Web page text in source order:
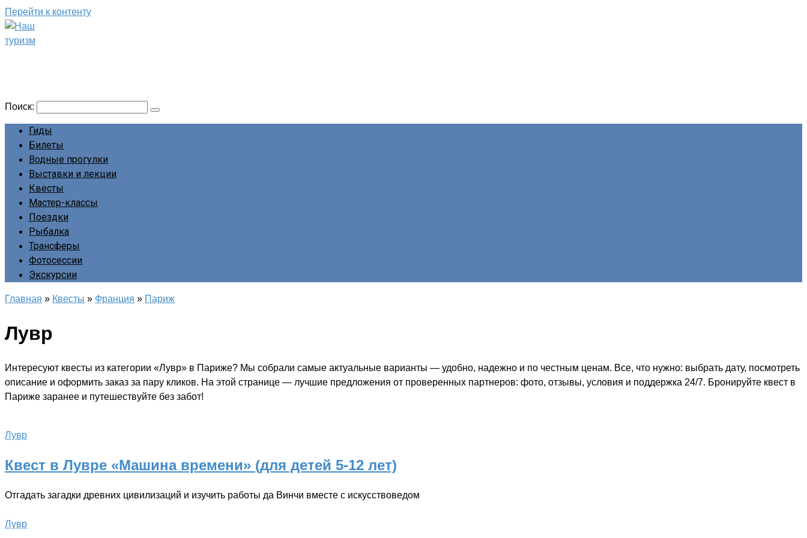
Перейти к контенту
Поиск:
Гиды
Билеты
Водные прогулки
Выставки и лекции
Квесты
Мастер-классы
Поездки
Рыбалка
Трансферы
Фотосессии
Экскурсии
Главная » Квесты » Франция » Париж
Лувр
Интересуют квесты из категории «Лувр» в Париже? Мы собрали самые актуальные варианты — удобно, надежно и по честным ценам. Все, что нужно: выбрать дату, посмотреть
описание и оформить заказ за пару кликов. На этой странице — лучшие предложения от проверенных партнеров: фото, отзывы, условия и поддержка 24/7. Бронируйте квест в
Париже заранее и путешествуйте без забот!
Лувр
Квест в Лувре «Машина времени» (для детей 5-12 лет)
Отгадать загадки древних цивилизаций и изучить работы да Винчи вместе с искусствоведом
Лувр